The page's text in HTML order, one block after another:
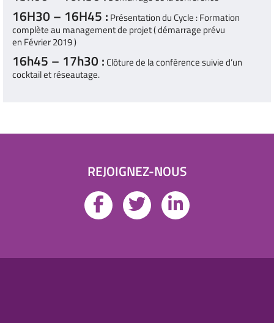
16H30 – 16H45 : Présentation du Cycle : Formation
complète au management de projet ( démarrage prévu
en Février 2019 )
16h45 – 17h30 : Clôture de la conférence suivie d’un
cocktail et réseautage.
REJOIGNEZ-NOUS